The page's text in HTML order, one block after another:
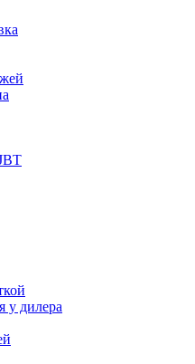
у дилера